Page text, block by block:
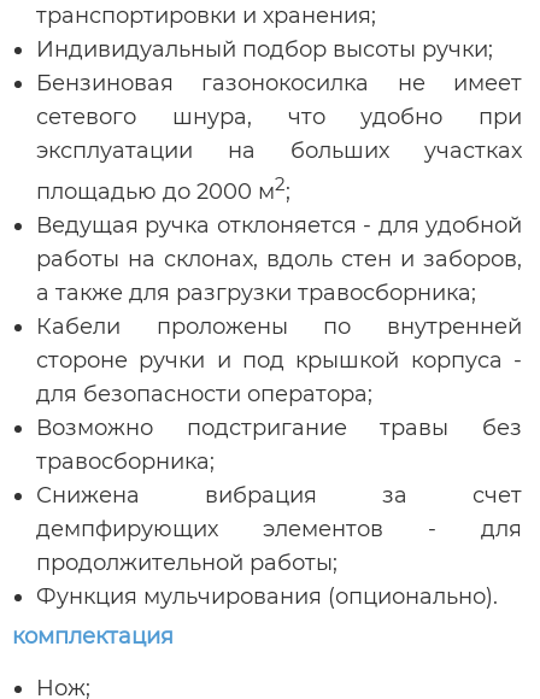
транспортировки и хранения;
Индивидуальный подбор высоты ручки;
Бензиновая газонокосилка не имеет
сетевого шнура, что удобно при
эксплуатации на больших участках
площадью до 2000 м2;
Ведущая ручка отклоняется - для удобной
работы на склонах, вдоль стен и заборов,
а также для разгрузки травосборника;
Кабели проложены по внутренней
стороне ручки и под крышкой корпуса -
для безопасности оператора;
Возможно подстригание травы без
травосборника;
Снижена вибрация за счет
демпфирующих элементов - для
продолжительной работы;
Функция мульчирования (опционально).
комплектация
Нож;